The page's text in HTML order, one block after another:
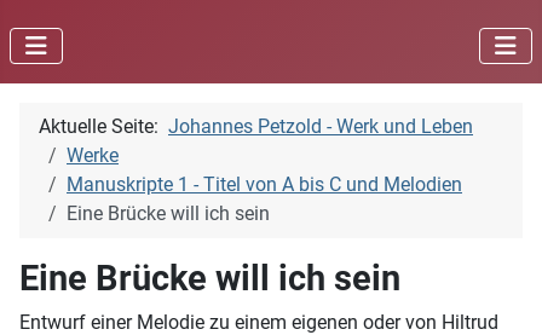
Aktuelle Seite: Johannes Petzold - Werk und Leben
Werke
Manuskripte 1 - Titel von A bis C und Melodien
Eine Brücke will ich sein
Eine Brücke will ich sein
Entwurf einer Melodie zu einem eigenen oder von Hiltrud